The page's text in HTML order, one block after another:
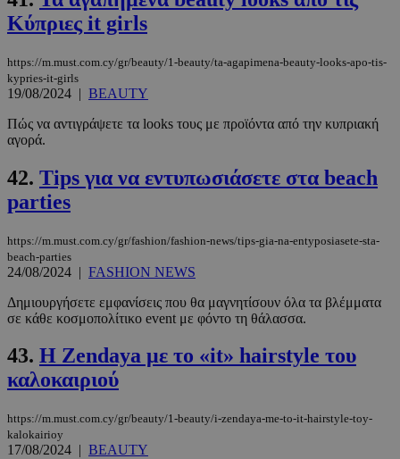
Κύπριες it girls
https://m.must.com.cy/gr/beauty/1-beauty/ta-agapimena-beauty-looks-apo-tis-
kypries-it-girls
19/08/2024 | BEAUTY
Πώς να αντιγράψετε τα looks τους με προϊόντα από την κυπριακή
αγορά.
42. Tips για να εντυπωσιάσετε στα beach
parties
https://m.must.com.cy/gr/fashion/fashion-news/tips-gia-na-entyposiasete-sta-
beach-parties
24/08/2024 | FASHION NEWS
Δημιουργήσετε εμφανίσεις που θα μαγνητίσουν όλα τα βλέμματα
σε κάθε κοσμοπολίτικο event με φόντο τη θάλασσα.
43. Η Zendaya με το «it» hairstyle του
καλοκαιριού
https://m.must.com.cy/gr/beauty/1-beauty/i-zendaya-me-to-it-hairstyle-toy-
kalokairioy
17/08/2024 | BEAUTY